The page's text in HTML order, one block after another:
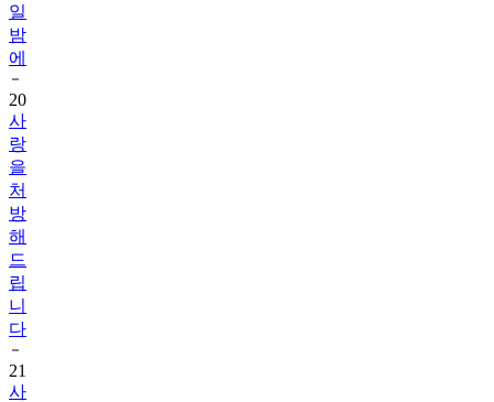
일
밤
에
20
사
랑
을
처
방
해
드
립
니
다
21
사